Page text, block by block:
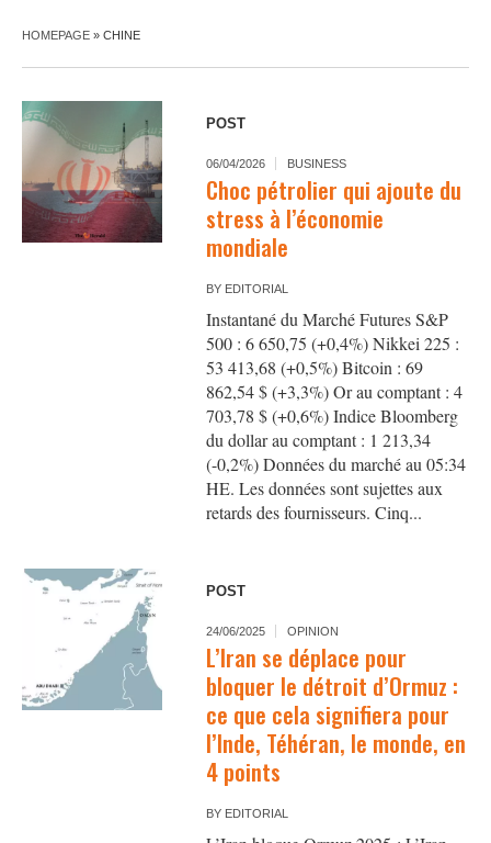
HOMEPAGE » CHINE
POST
06/04/2026 BUSINESS
Choc pétrolier qui ajoute du
stress à l’économie
mondiale
BY EDITORIAL
Instantané du Marché Futures S&P
500 : 6 650,75 (+0,4%) Nikkei 225 :
53 413,68 (+0,5%) Bitcoin : 69
862,54 $ (+3,3%) Or au comptant : 4
703,78 $ (+0,6%) Indice Bloomberg
du dollar au comptant : 1 213,34
(-0,2%) Données du marché au 05:34
HE. Les données sont sujettes aux
retards des fournisseurs. Cinq...
POST
24/06/2025 OPINION
L’Iran se déplace pour
bloquer le détroit d’Ormuz :
ce que cela signifiera pour
l’Inde, Téhéran, le monde, en
4 points
BY EDITORIAL